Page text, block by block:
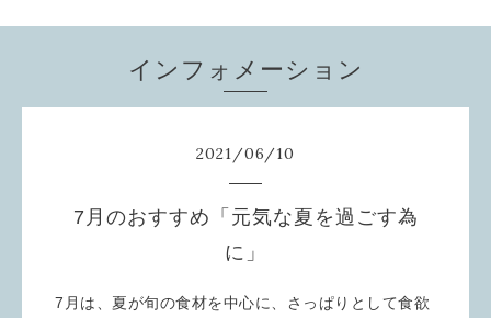
インフォメーション
2021/06/10
7月のおすすめ「元気な夏を過ごす為
に」
7月は、夏が旬の食材を中心に、さっぱりとして食欲